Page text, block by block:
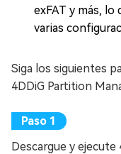
exFAT y más, lo
varias
Siga los siguientes
4DDiG Partition
Descargue y ejecute